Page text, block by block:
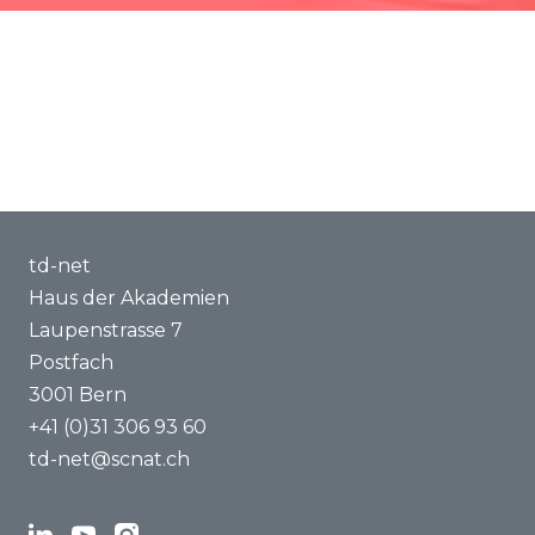
td-net
Haus der Akademien
Laupenstrasse 7
Postfach
3001 Bern
+41 (0)31 306 93 60
td-net@scnat.ch